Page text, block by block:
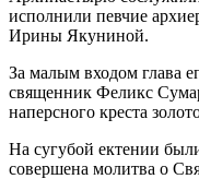
исполнили певчие
Ирины Якуниной.
За малым входом глава
священник Феликс
наперсного креста
На сугубой ектении
совершена молитва о